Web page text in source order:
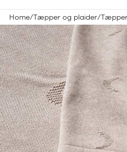
Home/Tæpper og plaider/